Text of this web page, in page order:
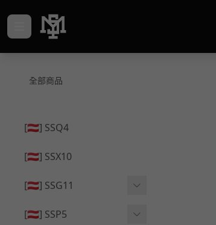
全部商品
[🇦🇹] SSQ4
[🇦🇹] SSX10
[🇦🇹] SSG11
🔄 原廠 ⧸ 零件
[🇦🇹] SSP5